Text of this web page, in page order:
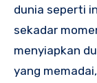
dunia seperti
sekadar
menyiapkan
yang